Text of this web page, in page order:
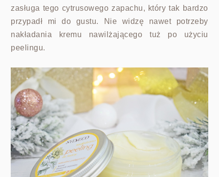
zasługa tego cytrusowego zapachu, który tak bardzo
przypadł mi do gustu. Nie widzę nawet potrzeby
nakładania kremu nawilżającego tuż po użyciu
peelingu.